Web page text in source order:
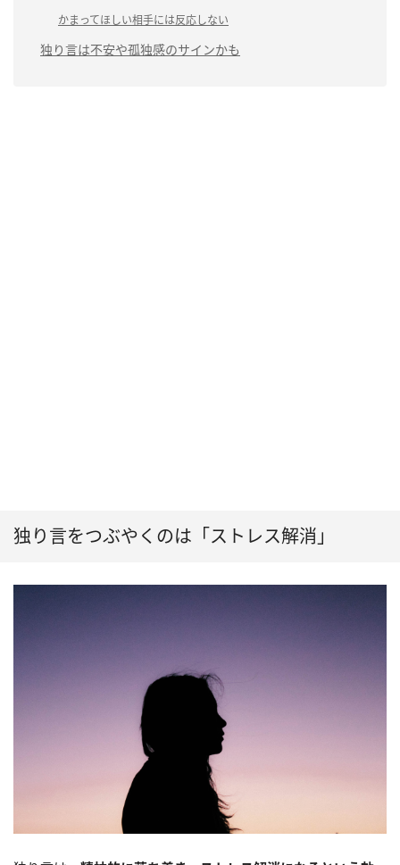
かまってほしい相手には反応しない
独り言は不安や孤独感のサインかも
独り言をつぶやくのは「ストレス解消」